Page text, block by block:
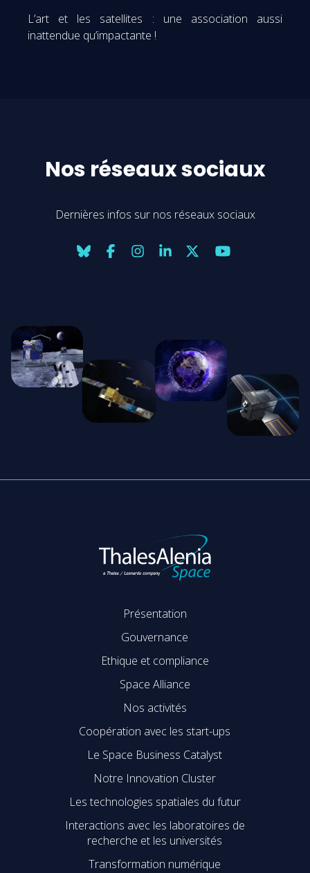
L’art et les satellites : une association aussi
inattendue qu’impactante !
Nos réseaux sociaux
Dernières infos sur nos réseaux sociaux
Présentation
Gouvernance
Ethique et compliance
Space Alliance
Nos activités
Coopération avec les start-ups
Le Space Business Catalyst
Notre Innovation Cluster
Les technologies spatiales du futur
Interactions avec les laboratoires de
recherche et les universités
Transformation numérique